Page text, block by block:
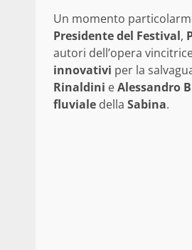
Un momento
Presidente del Festival,
autori dell’opera
innovativi per la
Rinaldini eAlessandro
fluviale della Sabina.